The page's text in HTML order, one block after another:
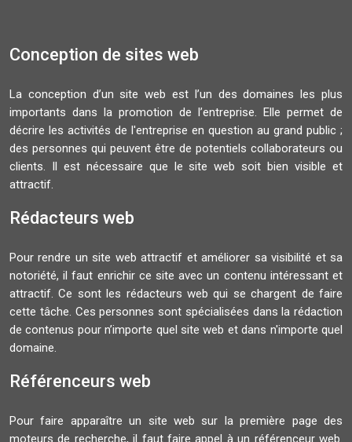
Conception de sites web
La conception d’un site web est l’un des domaines les plus
importants dans la promotion de l’entreprise. Elle permet de
décrire les activités de l'entreprise en question au grand public ;
des personnes qui peuvent être de potentiels collaborateurs ou
clients. Il est nécessaire que le site web soit bien visible et
attractif.
Rédacteurs web
Pour rendre un site web attractif et améliorer sa visibilité et sa
notoriété, il faut enrichir ce site avec un contenu intéressant et
attractif. Ce sont les rédacteurs web qui se chargent de faire
cette tâche. Ces personnes sont spécialisées dans la rédaction
de contenus pour n’importe quel site web et dans n'importe quel
domaine.
Référenceurs web
Pour faire apparaître un site web sur la première page des
moteurs de recherche, il faut faire appel à un référenceur web.